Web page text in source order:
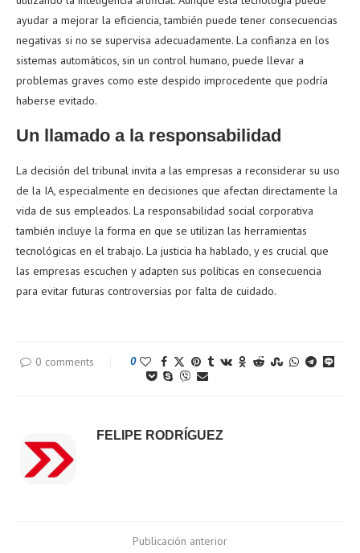
ayudar a mejorar la eficiencia, también puede tener consecuencias
negativas si no se supervisa adecuadamente. La confianza en los
sistemas automáticos, sin un control humano, puede llevar a
problemas graves como este despido improcedente que podría
haberse evitado.
Un llamado a la responsabilidad
La decisión del tribunal invita a las empresas a reconsiderar su uso
de la IA, especialmente en decisiones que afectan directamente la
vida de sus empleados. La responsabilidad social corporativa
también incluye la forma en que se utilizan las herramientas
tecnológicas en el trabajo. La justicia ha hablado, y es crucial que
las empresas escuchen y adapten sus políticas en consecuencia
para evitar futuras controversias por falta de cuidado.
0 comments 0
FELIPE RODRÍGUEZ
Publicación anterior